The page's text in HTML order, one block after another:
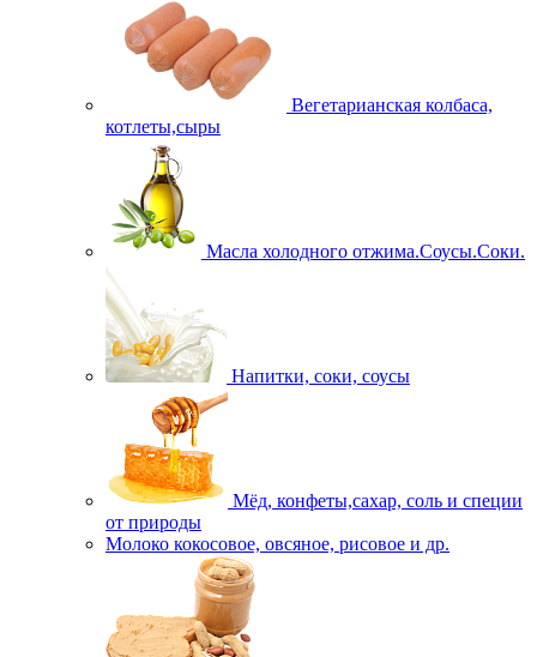
Вегетарианская колбаса,
котлеты,сыры
Масла холодного отжима.Соусы.Соки.
Напитки, соки, соусы
Мёд, конфеты,сахар, соль и специи
от природы
Молоко кокосовое, овсяное, рисовое и др.